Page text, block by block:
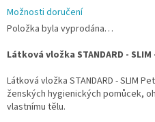
Možnosti doručení
Položka byla vyprodána…
Látková vložka STANDARD -
Látková vložka STANDARD - SLIM
ženských hygienických pomůcek,
vlastnímu tělu.